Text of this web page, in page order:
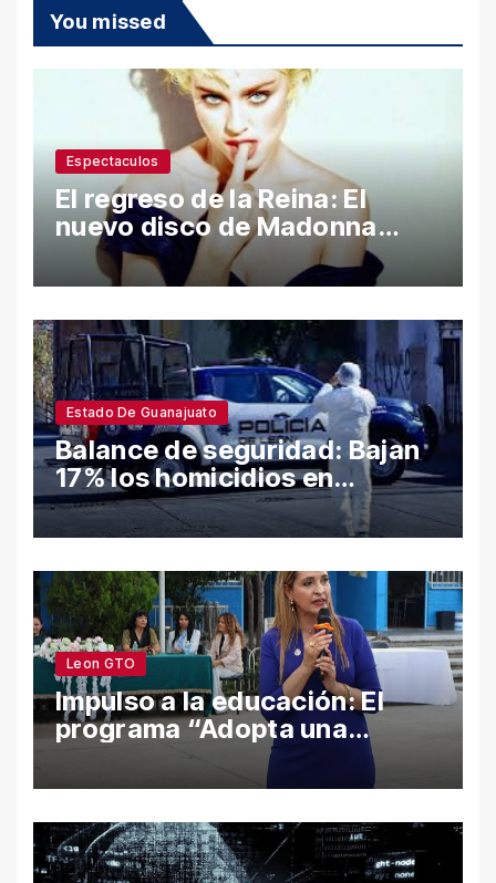
You missed
Espectaculos
El regreso de la Reina: El
nuevo disco de Madonna
desata polémica con ataques
a Sean Penn y confesiones
Estado De Guanajuato
Balance de seguridad: Bajan
17% los homicidios en
Guanajuato en el semestre;
León y Salamanca lideran
Leon GTO
Impulso a la educación: El
programa “Adopta una
Escuela” fortalece el
bienestar y la permanencia